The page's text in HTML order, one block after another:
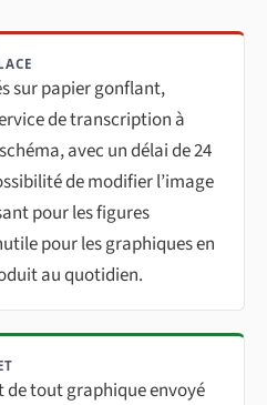
sur papier gonflant,
de transcription à
avec un délai de 24
de modifier l’image
pour les figures
pour les graphiques en
au quotidien.
de tout graphique envoyé